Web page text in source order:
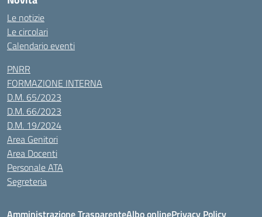
Le notizie
Le circolari
Calendario eventi
PNRR
FORMAZIONE INTERNA
D.M. 65/2023
D.M. 66/2023
D.M. 19/2024
Area Genitori
Area Docenti
Personale ATA
Segreteria
Amministrazione TrasparenteAlbo onlinePrivacy Policy